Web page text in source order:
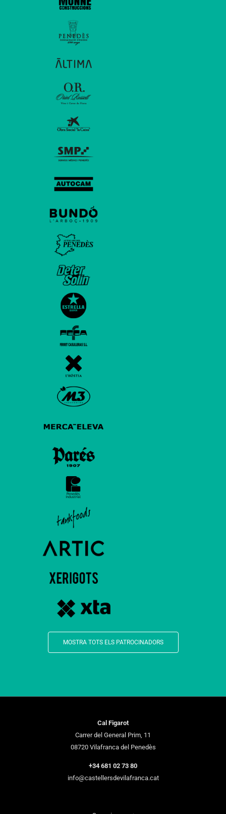
MOSTRA TOTS ELS PATROCINADORS
Cal Figarot
Carrer del General Prim, 11
08720 Vilafranca del Penedès
+34 681 02 73 80
info@castellersdevilafranca.cat